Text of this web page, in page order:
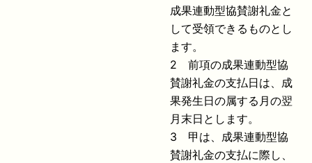
成果連動型協賛謝礼金と
して受領できるものとし
ます。
2 前項の成果連動型協
賛謝礼金の支払日は、成
果発生日の属する月の翌
月末日とします。
3 甲は、成果連動型協
賛謝礼金の支払に際し、